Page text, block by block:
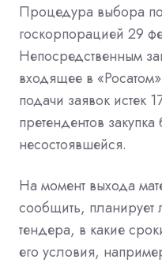
Процедура выбора
госкорпорацией 29
Непосредственным
входящее в
подачи заявок истек
претендентов
несостоявшейся.
На момент выхода
сообщить, планирует
тендера, в какие
его условия,